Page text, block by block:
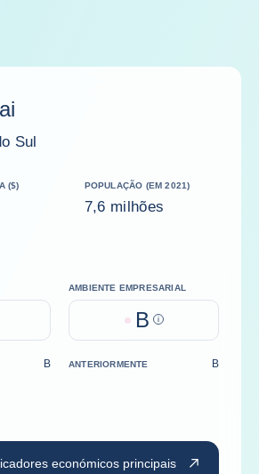
Sul
($) POPULAÇÃO (EM 2021)
7,6 milhões
AMBIENTE EMPRESARIAL
B Help
B ANTERIORMENTE B
económicos principais